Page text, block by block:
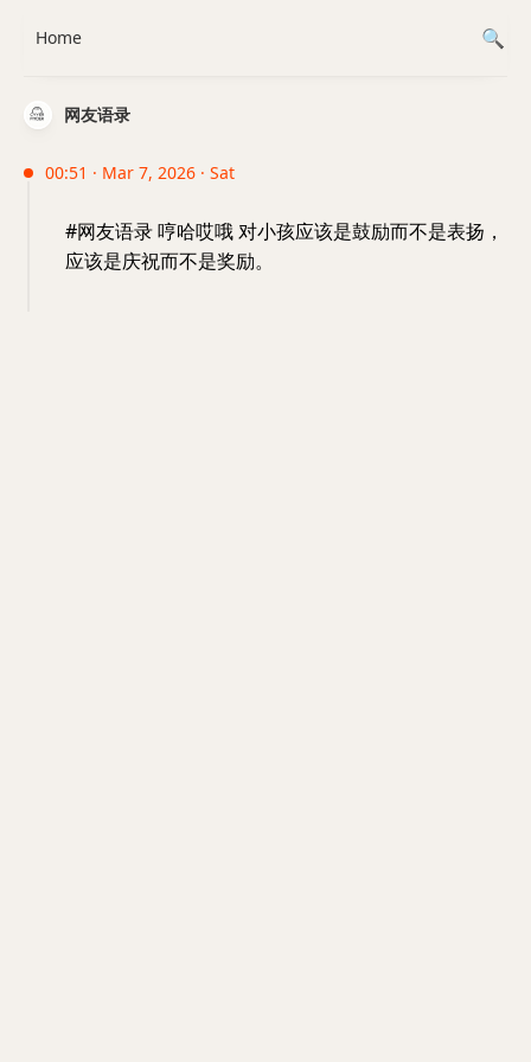
网友语录
00:51 · Mar 7, 2026 · Sat
#网友语录 哼哈哎哦 对小孩应该是鼓励而不是表扬，
应该是庆祝而不是奖励。
Home